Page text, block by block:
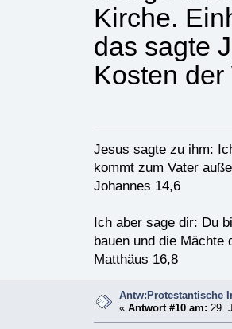
Kirche.
das sagte
Kosten
Jesus sagte zu ihm:
kommt zum Vater
Johannes 14,6
Ich aber sage dir: Du
bauen und die Mächte
Matthäus 16,8
Antw:Protestantische
«Antwort #10 am: 29.